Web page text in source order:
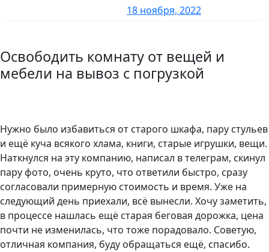
3200 р.
3 комнаты 5400 р.
Освободить комнату от вещей и
мебели на вывоз с погрузкой
Нужно было избавиться от старого шкафа, пару стульев
и ещё куча всякого хлама, книги, старые игрушки, вещи.
Наткнулся на эту компанию, написал в телеграм, скинул
пару фото, очень круто, что ответили быстро, сразу
согласовали примерную стоимость и время. Уже на
следующий день приехали, всё вынесли. Хочу заметить,
в процессе нашлась ещё старая беговая дорожка, цена
почти не изменилась, что тоже порадовало. Советую,
отличная компания, буду обращаться ещё, спасибо.
18 ноября, 2022